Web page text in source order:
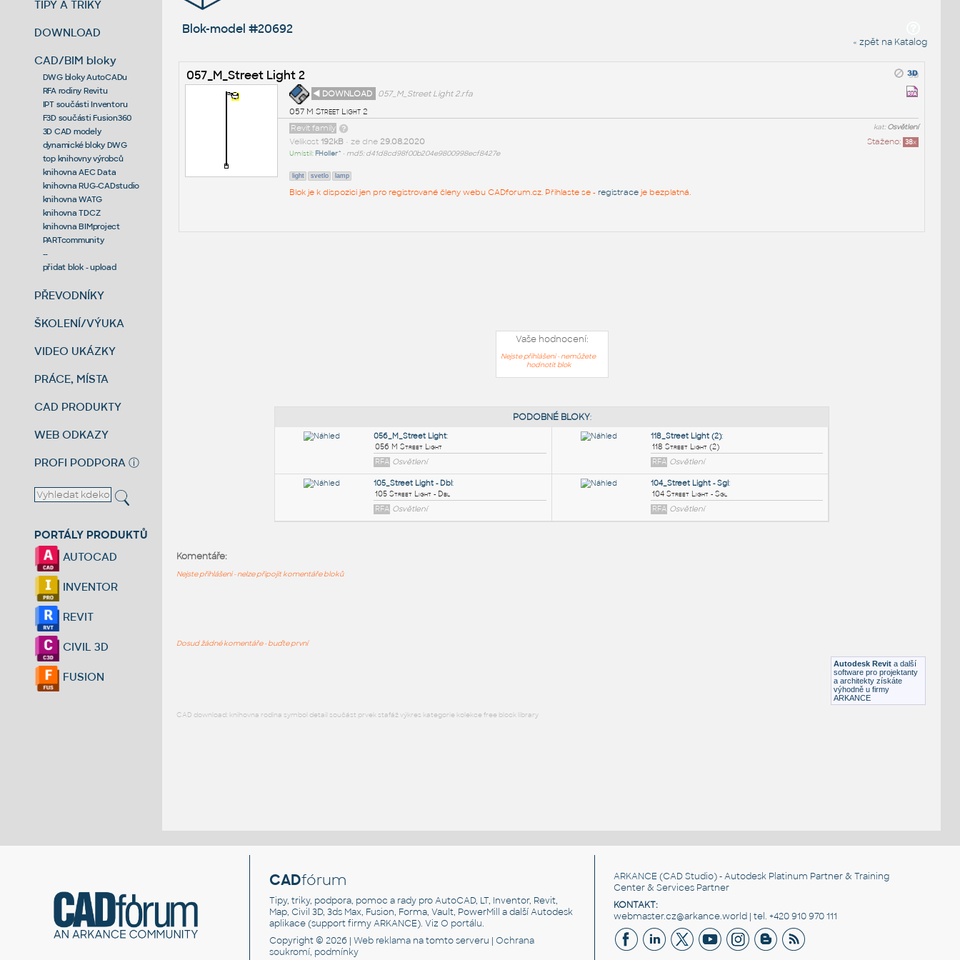
TIPY A TRIKY
DOWNLOAD
CAD/BIM bloky
DWG bloky AutoCADu
RFA rodiny Revitu
IPT součásti Inventoru
F3D součásti Fusion360
3D CAD modely
dynamické bloky DWG
top knihovny výrobců
knihovna AEC Data
knihovna RUG-CADstudio
knihovna WATG
knihovna TDCZ
knihovna BIMproject
PARTcommunity
--
přidat blok - upload
PŘEVODNÍKY
ŠKOLENÍ/VÝUKA
VIDEO UKÁZKY
PRÁCE, MÍSTA
CAD PRODUKTY
WEB ODKAZY
PROFI PODPORA ⓘ
PORTÁLY PRODUKTŮ
AUTOCAD
INVENTOR
REVIT
CIVIL 3D
FUSION
Blok-model #20692
« zpět na Katalog
057_M_Street Light 2
◄ DOWNLOAD
057_M_Street Light 2.rfa
057 M Street Light 2
kat:Osvětlení
Revit family
Staženo: 38x
Velikost 192kB• ze dne 29.08.2020
Umístil: FHoller^ • md5: d41d8cd98f00b204e9800998ecf8427e
light svetlo lamp
Blok je k dispozici jen pro registrované členy webu CADforum.cz. Přihlaste se - registraceje bezplatná.
Vaše hodnocení:
Nejste přihlášeni - nemůžete
hodnotit blok
Autodesk Revit a další
software pro projektanty
a architekty získáte
výhodně u firmy
ARKANCE
Komentáře:
Nejste přihlášeni - nelze připojit komentáře bloků
Dosud žádné komentáře - buďte první
CAD download: knihovna rodina symbol detail součást prvek stafáž výkres kategorie kolekce free block library
CADfórum
Tipy, triky, podpora, pomoc a rady pro AutoCAD, LT, Inventor, Revit,
Map, Civil 3D, 3ds Max, Fusion, Forma, Vault, PowerMill a další Autodesk
aplikace (support firmy ARKANCE). VizO portálu.
Copyright © 2026 |Web reklama na tomto serveru |Ochrana
soukromí, podmínky
ARKANCE (CAD Studio) - Autodesk Platinum Partner & Training
Center & Services Partner
KONTAKT:
webmaster.cz@arkance.world | tel. +420 910 970 111